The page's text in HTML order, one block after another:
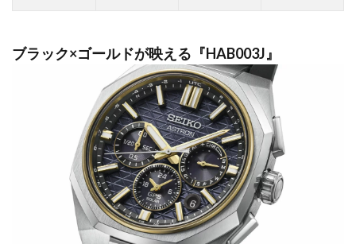
ブラック×ゴールドが映える『HAB003J』